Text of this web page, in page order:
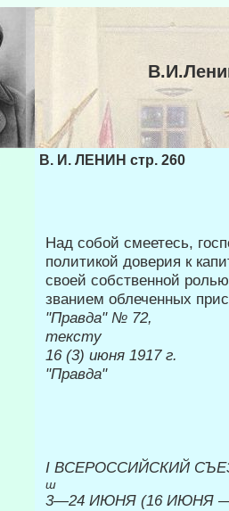
В. И. ЛЕНИН стр. 260
Над собой смеетесь,
полити­кой доверия к
своей собственной
званием облеченных
"Правда"
тексту
16 (3)
"Правда"
I ВСЕРОССИЙСКИЙ
ш
3—24 ИЮНЯ (16 ИЮНЯ —